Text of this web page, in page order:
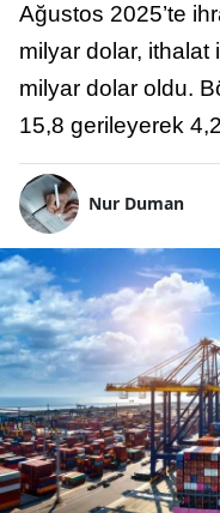
Ağustos 2025’te
milyar dolar,
milyar dolar oldu.
15,8 gerileyerek
Nur Duman